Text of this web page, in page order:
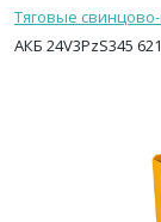
Тяговые
АКБ 24V3PzS345